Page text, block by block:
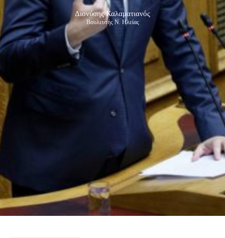
Διονύσης Καλαματιανός
Βουλευτής Ν. Ηλείας